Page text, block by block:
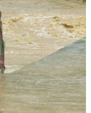
Từ khi dịch
thống chính trị
liệt, phản ứng
bệnh, bám sát
tốc, cách ly
mẫu xét nghiệm
mẫu/ngày.